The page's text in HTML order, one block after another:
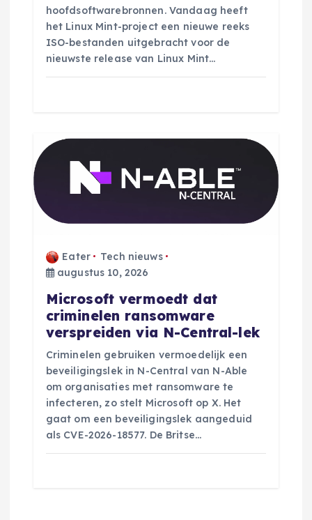
hoofdsoftwarebronnen. Vandaag heeft
het Linux Mint-project een nieuwe reeks
ISO-bestanden uitgebracht voor de
nieuwste release van Linux Mint…
Eater
Tech nieuws
augustus 10, 2026
Microsoft vermoedt dat
criminelen ransomware
verspreiden via N-Central-lek
Criminelen gebruiken vermoedelijk een
beveiligingslek in N-Central van N-Able
om organisaties met ransomware te
infecteren, zo stelt Microsoft op X. Het
gaat om een beveiligingslek aangeduid
als CVE-2026-18577. De Britse…